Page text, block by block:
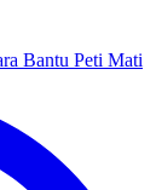
Bantu Peti Mati